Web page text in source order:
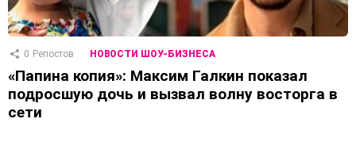
0 Репостов НОВОСТИ ШОУ-БИЗНЕСА
«Папина копия»: Максим Галкин показал
подросшую дочь и вызвал волну восторга в
сети